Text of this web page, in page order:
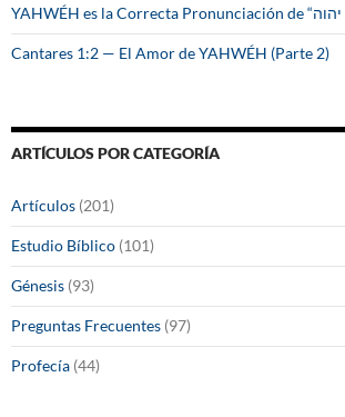
Cantares 1:2 — El Amor de YAHWÉH (Parte 2)
ARTÍCULOS POR CATEGORÍA
Artículos (201)
Estudio Bíblico (101)
Génesis (93)
Preguntas Frecuentes (97)
Profecía (44)